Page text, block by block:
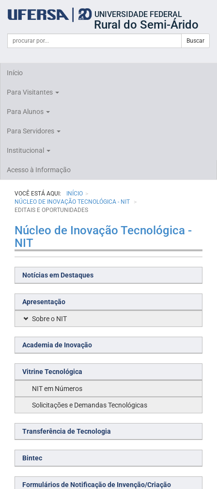
portal
UFERSA
UNIVERSIDADE FEDERAL
Rural do Semi-Árido
Formulário
Busca
Campo
de
Buscar
Início
Para Visitantes
Para Alunos
Para Servidores
Institucional
Acesso à Informação
VOCÊ ESTÁ AQUI:
INÍCIO
NÚCLEO DE INOVAÇÃO TECNOLÓGICA - NIT
EDITAIS E OPORTUNIDADES
Núcleo de Inovação Tecnológica -
NIT
Notícias em Destaques
Apresentação
Sobre o NIT
Academia de Inovação
Vitrine Tecnológica
NIT em Números
Solicitações e Demandas Tecnológicas
Transferência de Tecnologia
Bintec
Formulários de Notificação de Invenção/Criação